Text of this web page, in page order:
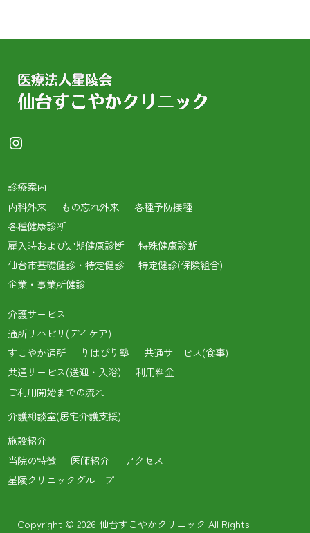
Instagram
診療案内
内科外来
もの忘れ外来
各種予防接種
各種健康診断
雇入時および定期健康診断
特殊健康診断
仙台市基礎健診・特定健診
特定健診(保険組合)
企業・事業所健診
介護サービス
通所リハビリ(デイケア)
すこやか通所
りはびり塾
共通サービス(食事)
共通サービス(送迎・入浴)
利用料金
ご利用開始までの流れ
介護相談室(居宅介護支援)
施設紹介
当院の特徴
医師紹介
アクセス
星陵クリニックグループ
Copyright © 2026 仙台すこやかクリニック All Rights